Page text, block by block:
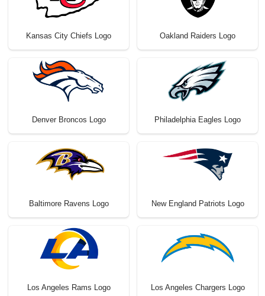
Kansas City Chiefs Logo Oakland Raiders Logo
Denver Broncos Logo Philadelphia Eagles Logo
Baltimore Ravens Logo New England Patriots Logo
Los Angeles Rams Logo Los Angeles Chargers Logo